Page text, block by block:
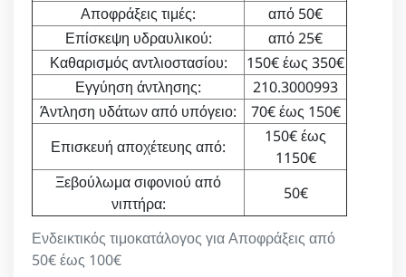
Ενδεικτικός τιμοκατάλογος για Αποφράξεις από
50€ έως 100€
Αποφράξεις τιμές:
από 50€
Επίσκεψη υδραυλικού:
από 25€
Καθαρισμός αντλιοστασίου:
150€ έως 350€
Εγγύηση άντλησης:
210.3000993
Άντληση υδάτων από υπόγειο:
70€ έως 150€
Επισκευή αποχέτευης από:
150€ έως
1150€
Ξεβούλωμα σιφονιού από
νιπτήρα:
50€